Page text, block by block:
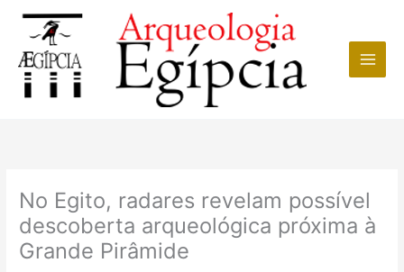
conteúdo
No Egito, radares revelam possível
descoberta arqueológica próxima à
Grande Pirâmide